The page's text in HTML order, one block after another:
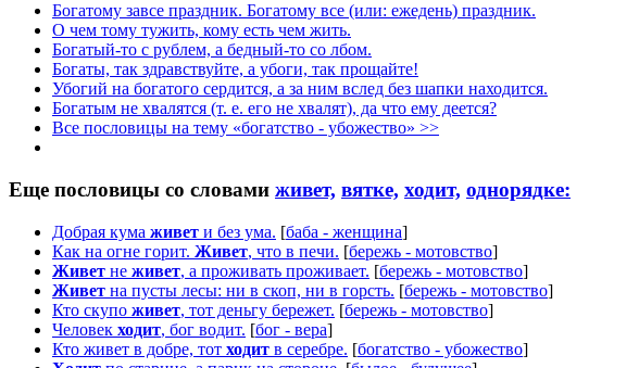
Богатому завсе праздник. Богатому все (или: ежедень) праздник.
О чем тому тужить, кому есть чем жить.
Богатый-то с рублем, а бедный-то со лбом.
Богаты, так здравствуйте, а убоги, так прощайте!
Убогий на богатого сердится, а за ним вслед без шапки находится.
Богатым не хвалятся (т. е. его не хвалят), да что ему деется?
Все пословицы на тему «богатство - убожество» >>
Еще пословицы со словами живет, вятке, ходит, однорядке:
Добрая кума живет и без ума. [баба - женщина]
Как на огне горит. Живет, что в печи. [бережь - мотовство]
Живет не живет, а проживать проживает. [бережь - мотовство]
Живет на пусты лесы: ни в скоп, ни в горсть. [бережь - мотовство]
Кто скупо живет, тот деньгу бережет. [бережь - мотовство]
Человек ходит, бог водит. [бог - вера]
Кто живет в добре, тот ходит в серебре. [богатство - убожество]